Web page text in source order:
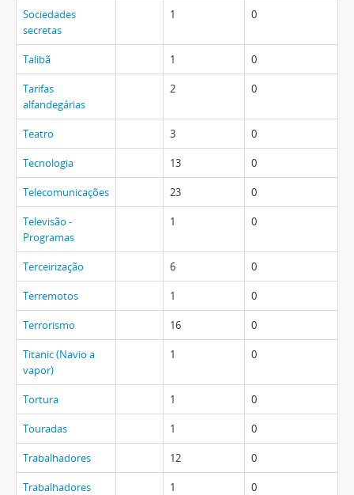
Sociedades
secretas
1 0
Talibã 1 0
Tarifas
alfandegárias
2 0
Teatro 3 0
Tecnologia 13 0
Telecomunicações 23 0
Televisão -
Programas
1 0
Terceirização 6 0
Terremotos 1 0
Terrorismo 16 0
Titanic (Navio a
vapor)
1 0
Tortura 1 0
Touradas 1 0
Trabalhadores 12 0
Trabalhadores
1 0